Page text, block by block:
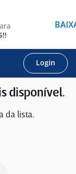
Login
disponível.
da lista.